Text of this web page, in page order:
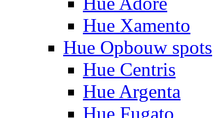
Hue Xamento
Hue Opbouw spots
Hue Centris
Hue Argenta
Hue Fugato